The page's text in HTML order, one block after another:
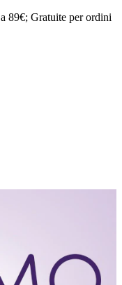
a 89€; Gratuite perordini